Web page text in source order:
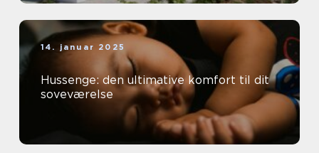
14. januar 2025
Hussenge: den ultimative komfort til dit
soveværelse